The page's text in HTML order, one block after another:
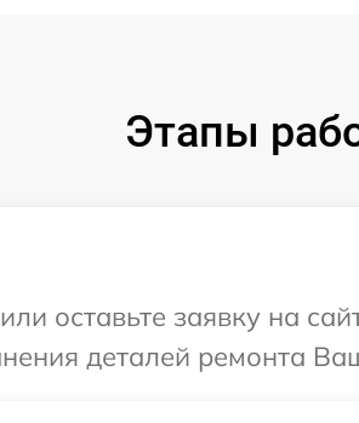
Этапы
оставьте заявку на
деталей ремонта